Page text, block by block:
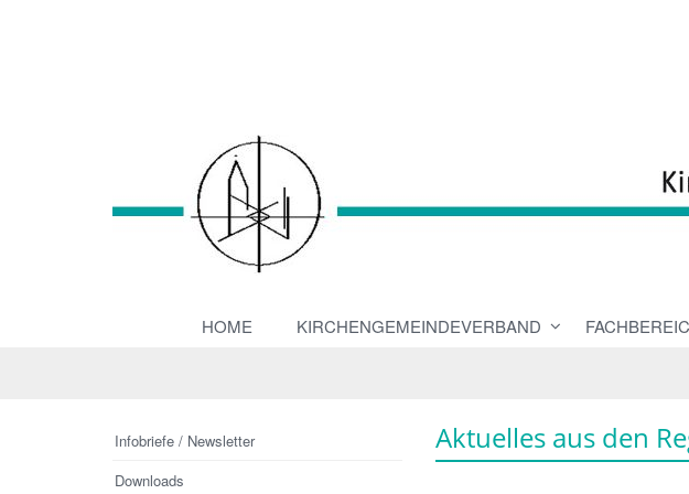
HOME KIRCHENGEMEINDEVERBAND
Aktuelles aus den
Infobriefe / Newsletter
Downloads